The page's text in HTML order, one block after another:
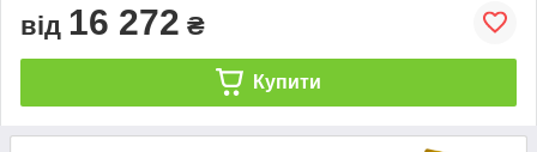
від 16 272 ₴
Купити